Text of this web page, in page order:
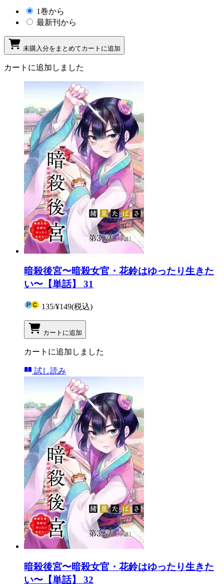
1巻から
最新刊から
未購入分をまとめてカートに追加
カートに追加しました
暗殺後宮〜暗殺女官・花鈴はゆったり生きた
い〜【単話】 31
135/¥149(税込)
カートに追加
カートに追加しました
試し読み
暗殺後宮〜暗殺女官・花鈴はゆったり生きた
い〜【単話】 32